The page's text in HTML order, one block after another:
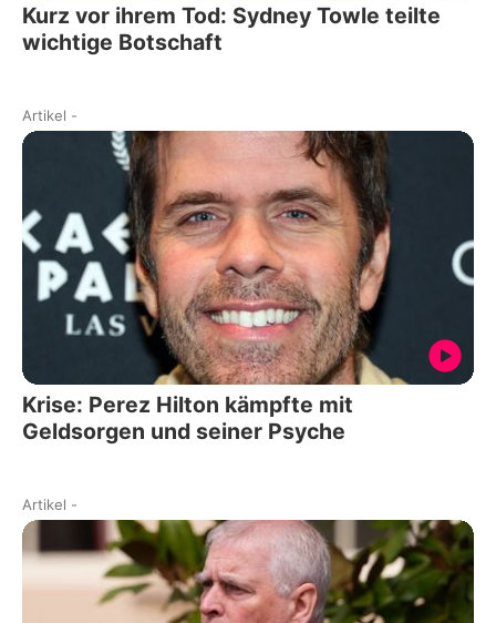
Kurz vor ihrem Tod: Sydney Towle teilte
wichtige Botschaft
Artikel -
Krise: Perez Hilton kämpfte mit
Geldsorgen und seiner Psyche
Artikel -